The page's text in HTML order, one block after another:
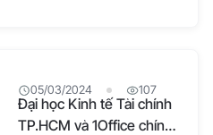
05/03/2024 107
Đại học Kinh tế Tài chính
TP.HCM và 1Office chính